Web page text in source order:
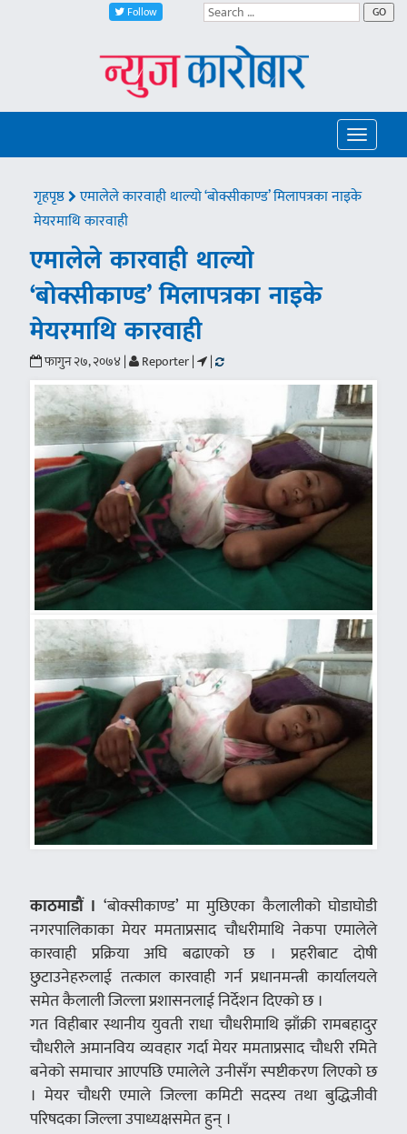
Follow GO
Toggle
गृहपृष्ठ
एमालेले कारवाही थाल्यो ‘बोक्सीकाण्ड’ मिलापत्रका नाइके
मेयरमाथि कारवाही
एमालेले कारवाही थाल्यो
‘बोक्सीकाण्ड’ मिलापत्रका नाइके
मेयरमाथि कारवाही
फागुन २७, २०७४ | Reporter | |
काठमाडौं । ‘बोक्सीकाण्ड’ मा मुछिएका कैलालीको घोडाघोडी
नगरपालिकाका मेयर ममताप्रसाद चौधरीमाथि नेकपा एमालेले
कारवाही प्रक्रिया अघि बढाएको छ । प्रहरीबाट दोषी
छुटाउनेहरुलाई तत्काल कारवाही गर्न प्रधानमन्त्री कार्यालयले
समेत कैलाली जिल्ला प्रशासनलाई निर्देशन दिएको छ ।
गत विहीबार स्थानीय युवती राधा चौधरीमाथि झाँक्री रामबहादुर
चौधरीले अमानविय व्यवहार गर्दा मेयर ममताप्रसाद चौधरी रमिते
बनेको समाचार आएपछि एमालेले उनीसँग स्पष्टीकरण लिएको छ
। मेयर चौधरी एमाले जिल्ला कमिटी सदस्य तथा बुद्धिजीवी
परिषदका जिल्ला उपाध्यक्षसमेत हुन् ।